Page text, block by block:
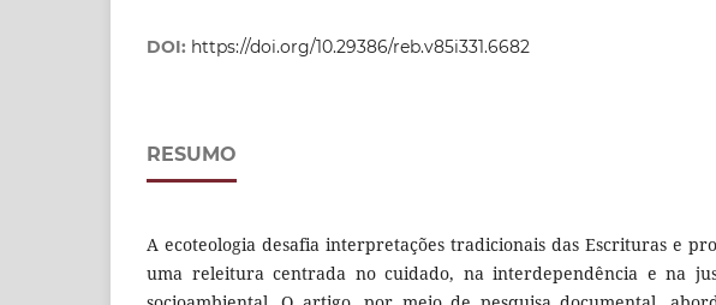
DOI: https://doi.org/10.29386/reb.v85i331.6682
RESUMO
A ecoteologia desafia interpretações tradicionais das Escrituras e
uma releitura centrada no cuidado, na interdependência e na